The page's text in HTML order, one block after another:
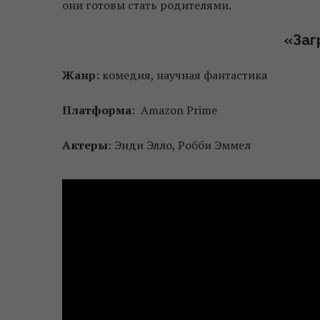
они готовы стать родителями.
Жанр: комедия, научная фантастика
Платформа: Amazon Prime
Актеры: Энди Элло, Робби Эммел